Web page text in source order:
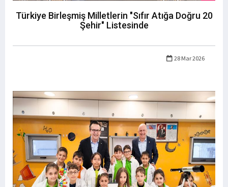
Türkiye Birleşmiş Milletlerin "Sıfır Atığa Doğru 20
Şehir" Listesinde
28 Mar 2026